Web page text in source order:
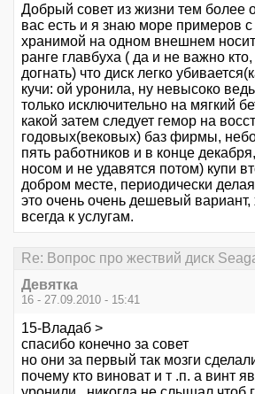
Добрый совет из жизни тем более
вас есть и я знаю море примеров с
хранимой на одном внешнем
ранге главбуха ( да и не важно
догнать) что диск легко
кучи: ой уронила, ну невысоко
только исключительно на мягкий
какой затем следует гемор на
годовых(вековых) баз фирмы,
пять работников и в конце
носом и не удавятся потом) купи
добром месте, периодически
это очень очень дешевый вариант,
всегда к услугам.
Re: Вопрос про жествий диск
Девятка
16 - 27.09.2010 - 15:41
15-Владаб >
спасибо конечно за совет
но они за первый так мозги
почему кто виноват и т .п. а винт